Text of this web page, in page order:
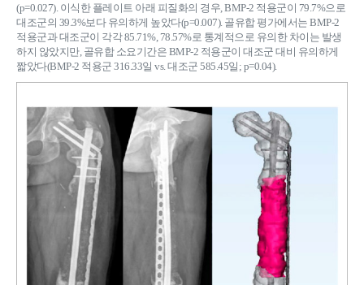
(p=0.027). 이식한 플레이트 아래 피질화의 경우, BMP-2 적용군이 79.7%으로
대조군의 39.3%보다 유의하게 높았다(p=0.007). 골유합 평가에서는 BMP-2
적용군과 대조군이 각각 85.71%, 78.57%로 통계적으로 유의한 차이는 발생
하지 않았지만, 골유합 소요기간은 BMP-2 적용군이 대조군 대비 유의하게
짧았다(BMP-2 적용군 316.33일 vs. 대조군 585.45일; p=0.04).